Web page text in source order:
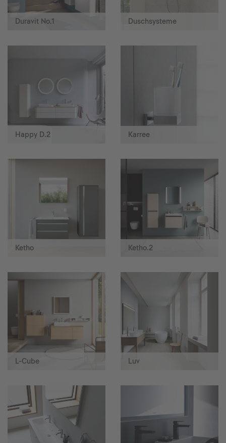
Duravit No.1 Duschsysteme
Happy D.2 Karree
Ketho Ketho.2
L-Cube Luv